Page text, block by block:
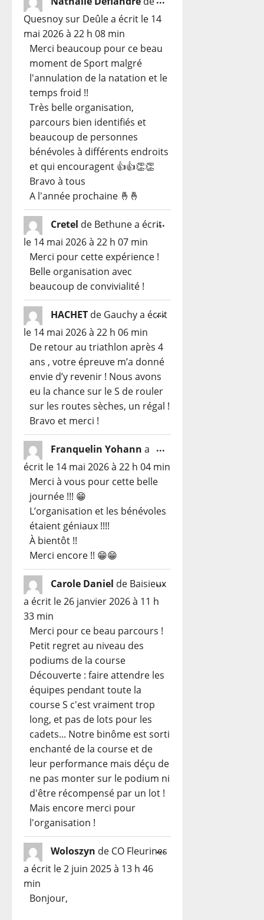
Quesnoy sur Deûlea écrit le 14
mai 2026à 22 h 08 min
Merci beaucoup pour ce beau
moment de Sport malgré
l'annulation de la natation et le
temps froid !!
Très belle organisation,
parcours bien identifiés et
beaucoup de personnes
bénévoles à différents endroits
et qui encouragent 👍👍👏👏
Bravo à tous
A l'année prochaine 🤞🤞
Cretel de Bethunea écrit
le 14 mai 2026à 22 h 07 min
Merci pour cette expérience !
Belle organisation avec
beaucoup de convivialité !
...Ouvrir/Fermer
HACHET de Gauchya écrit
le 14 mai 2026à 22 h 06 min
De retour au triathlon après 4
ans , votre épreuve m’a donné
envie d’y revenir ! Nous avons
eu la chance sur le S de rouler
sur les routes sèches, un régal !
Bravo et merci !
...Ouvrir/Fermer
Franquelin Yohann a
écrit le 14 mai 2026à 22 h 04 min
Merci à vous pour cette belle
journée !!! 😁
L’organisation et les bénévoles
étaient géniaux !!!!
À bientôt !!
Merci encore !! 😁😁
...Ouvrir/Fermer
cette
Carole Daniel de Baisieux
a écrit le26 janvier 2026à 11 h
33 min
Merci pour ce beau parcours !
Petit regret au niveau des
podiums de la course
Découverte : faire attendre les
équipes pendant toute la
course S c'est vraiment trop
long, et pas de lots pour les
cadets... Notre binôme est sorti
enchanté de la course et de
leur performance mais déçu de
ne pas monter sur le podium ni
d'être récompensé par un lot !
Mais encore merci pour
l'organisation !
...Ouvrir/Fermer
Woloszyn de CO Fleurines
a écrit le2 juin 2025à 13 h 46
min
Bonjour,
...Ouvrir/Fermer